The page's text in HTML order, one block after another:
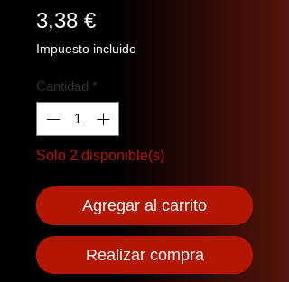
3,38 €Precio
Impuesto incluido
Cantidad *
Solo 2 disponible(s)
Agregar al carrito
Realizar compra